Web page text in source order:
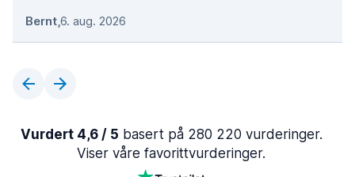
Bernt,6. aug. 2026
Vurdert 4,6 / 5 basert på 280 220 vurderinger.
Viser våre favorittvurderinger.